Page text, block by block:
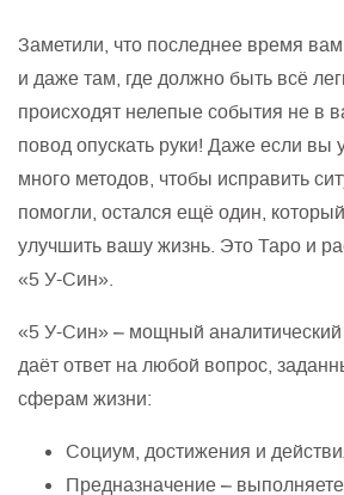
Заметили, что последнее время вам
и даже там, где должно быть всё
происходят нелепые события не в
повод опускать руки! Даже если вы
много методов, чтобы исправить
помогли, остался ещё один,
улучшить вашу жизнь. Это Таро и
«5 У-Син».
«5 У-Син» – мощный аналитический
даёт ответ на любой вопрос,
сферам жизни:
Социум, достижения и
Предназначение –